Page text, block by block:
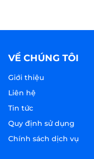
VỀ CHÚNG TÔI
Giới thiệu
Liên hệ
Tin tức
Quy định sử dụng
Chính sách dịch vụ